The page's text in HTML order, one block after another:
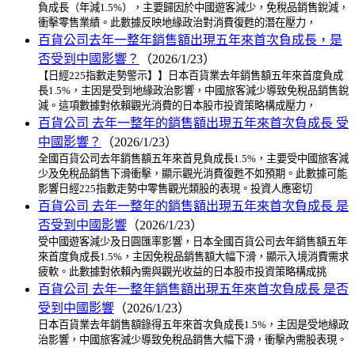
負成長（年減1.5%），主要歸因於中國遊客減少，免稅品銷售銳減，
衝擊零售業績。此數據反映地緣政治對消費復甦的潛在壓力，
百貨公司去年一整年銷售額出現五年來首次負成長，是
否受到中國影響？
（2026/1/23）
【日經225指數走勢警示】】日本百貨業去年銷售額五年來首度負成
長1.5%，主因是受到地緣政治影響，中國旅客減少導致免稅品銷售銳
減。這項數據對依賴觀光消費的日本股市投資策略構成壓力，
百貨公司 去年一整年的銷售額出現五年來首次負成長 受
中國影響？
（2026/1/23）
全國百貨公司去年銷售額五年來首見負成長1.5%，主要受中國旅客減
少及免稅品銷售下滑衝擊，顯示觀光消費復甦不如預期。此數據可能
影響日經225指數走勢中零售觀光類股的表現。投資人應密切
百貨公司 去年一整年的銷售額出現五年來首次負成長 是
否受到中國影響 （2026/1/23）
受中國遊客減少及日圓匯率影響，日本全國百貨公司去年銷售額五年
來首度負成長1.5%，主因免稅品銷售額大幅下滑，顯示入境消費需求
疲軟。此數據對依賴內需與觀光收益的日本股市投資策略構成挑
百貨公司 去年一整年銷售額出現五年來首次負成長 是否
受到中國影響 （2026/1/23）
日本百貨業去年銷售額錄得五年來首次負成長1.5%，主因是受地緣政
治影響，中國旅客減少導致免稅品銷售大幅下滑，衝擊內需股表現。